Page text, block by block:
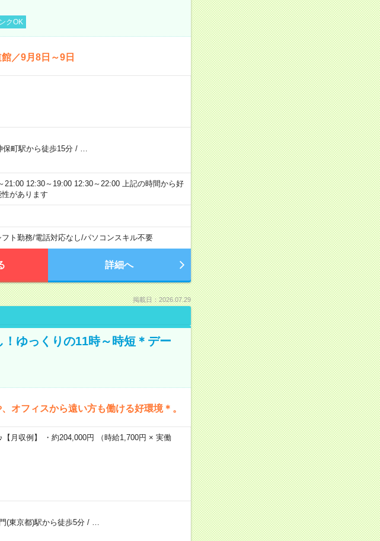
クOK
／9月8日～9日
保町駅から徒歩15分/
21:00 12:30～19:00 12:30～22:00 上記の時間から好
があります
フト勤務/電話対応なし/パソコンスキル不要
詳細へ
掲載日：2026.07.29
！ゆっくりの11時～時短＊デー
オフィスから遠い方も働ける好環境＊。
月収例】 ・約204,000円 （時給1,700円 × 実働
(東京都)駅から徒歩5分/